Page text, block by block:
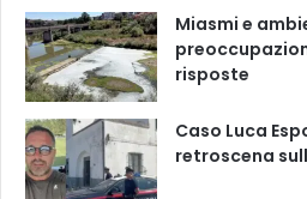
Miasmi e
risposte
Caso Luca
retroscena